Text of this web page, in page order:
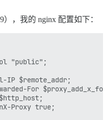
，我的 nginx 配置如下：
"public";
IP $remote_addr;
For
Proxy true;